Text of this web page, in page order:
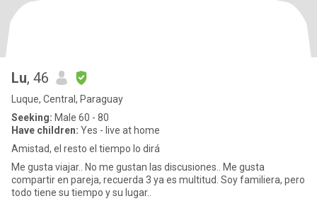
Lu, 46
Luque, Central, Paraguay
Seeking: Male 60 - 80
Have children: Yes - live at home
Amistad, el resto el tiempo lo dirá
Me gusta viajar.. No me gustan las discusiones.. Me gusta
compartir en pareja, recuerda 3 ya es multitud. Soy familiera, pero
todo tiene su tiempo y su lugar..